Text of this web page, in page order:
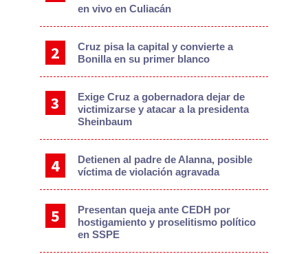
en vivo en Culiacán
Cruz pisa la capital y convierte a
Bonilla en su primer blanco
Exige Cruz a gobernadora dejar de
victimizarse y atacar a la presidenta
Sheinbaum
Detienen al padre de Alanna, posible
víctima de violación agravada
Presentan queja ante CEDH por
hostigamiento y proselitismo político
en SSPE